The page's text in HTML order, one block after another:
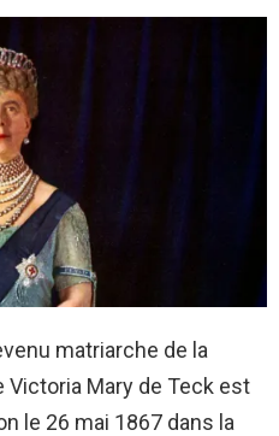
matriarche de la
Mary de Teck est
le 26 mai 1867 dans la